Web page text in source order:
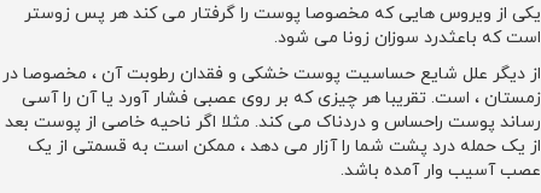
یکی از ویروس هایی که مخصوصا پوست را گرفتار می کند هر پس زوستر
است که باعثدرد سوزان زونا می شود.
از دیگر علل شایع حساسیت پوست خشکی و فقدان رطوبت آن ، مخصوصا در
زمستان ، است. تقریبا هر چیزی که بر روی عصبی فشار آورد یا آن را آسی
رساند پوست راحساس و دردناک می کند. مثلا اگر ناحیه خاصی از پوست بعد
از یک حمله درد پشت شما را آزار می دهد ، ممکن است به قسمتی از یک
عصب آسیب وار آمده باشد.